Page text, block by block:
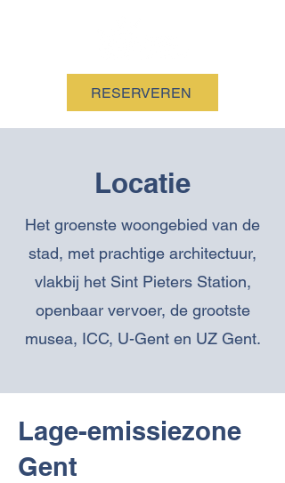
RESERVEREN
Locatie
Het groenste woongebied van de
stad, met prachtige architectuur,
vlakbij het Sint Pieters Station,
openbaar vervoer, de grootste
musea, ICC, U-Gent en UZ Gent.
Lage-emis­sie­zo­ne
Gent